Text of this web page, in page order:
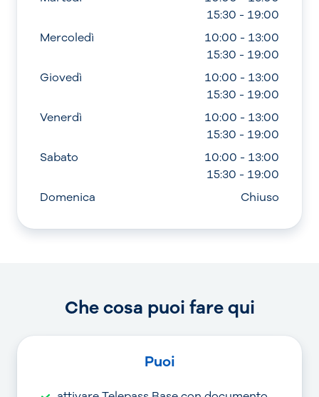
15:30 - 19:00
Mercoledì
10:00 - 13:00
15:30 - 19:00
Giovedì
10:00 - 13:00
15:30 - 19:00
Venerdì
10:00 - 13:00
15:30 - 19:00
Sabato
10:00 - 13:00
15:30 - 19:00
Domenica
Chiuso
Che cosa puoi fare qui
Puoi